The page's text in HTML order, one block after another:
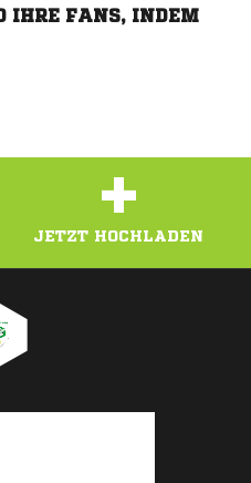
IHRE FANS, INDEM
+
JETZT HOCHLADEN